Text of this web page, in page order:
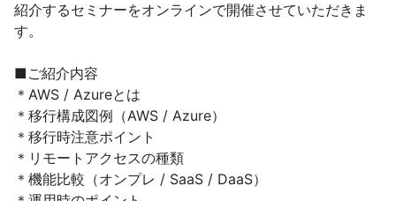
紹介するセミナーをオンラインで開催させていただきま
す。
■ご紹介内容
＊AWS / Azureとは
＊移行構成図例（AWS / Azure）
＊移行時注意ポイント
＊リモートアクセスの種類
＊機能比較（オンプレ / SaaS / DaaS）